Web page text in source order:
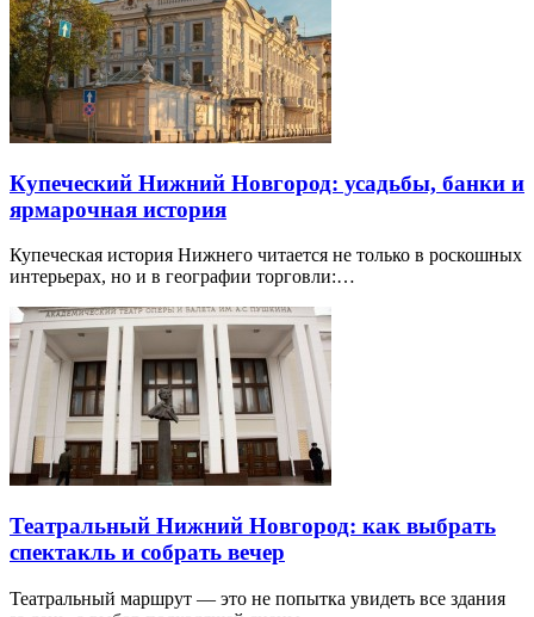
Купеческий Нижний Новгород: усадьбы, банки и
ярмарочная история
Купеческая история Нижнего читается не только в роскошных
интерьерах, но и в географии торговли:…
Театральный Нижний Новгород: как выбрать
спектакль и собрать вечер
Театральный маршрут — это не попытка увидеть все здания